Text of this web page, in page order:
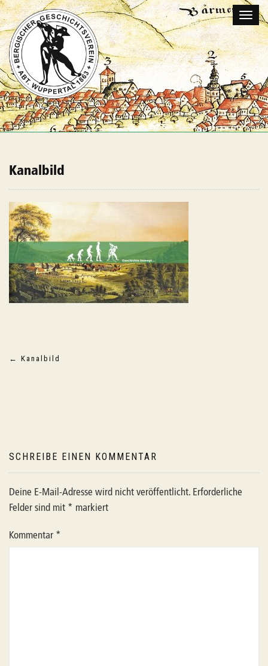
Kanalbild
Beitragsnavigation
← Kanalbild
SCHREIBE EINEN KOMMENTAR
Deine E-Mail-Adresse wird nicht veröffentlicht. Erforderliche
Felder sind mit * markiert
Kommentar *